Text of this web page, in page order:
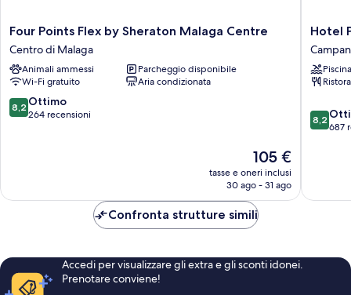
Four
Points
Flex
by
Sheraton
Malaga
Centre
Four Points Flex by Sheraton Malaga Centre
Centro di Malaga
Animali ammessi
Parcheggio disponibile
Wi-Fi gratuito
Aria condizionata
8.2
su
8,2 Ottimo
264 recensioni
Il
prezzo
attuale
105 €
105 €
tasse e oneri inclusi
30 ago - 31 ago
Hotel
Posadas
de
España
Málaga
Hotel
Piscina
8.2
su
8,2
687
Confronta strutture simili
Accedi per visualizzare gli extra e gli sconti idonei.
Prenotare conviene!